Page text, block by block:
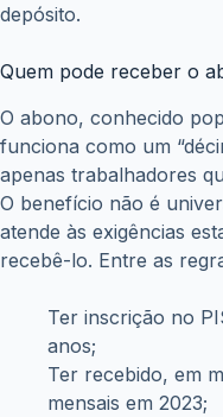
depósito.
Quem pode receber o
O abono, conhecido
funciona como um
apenas trabalhadores
O benefício não é
atende às exigências
recebê-lo. Entre as
Ter inscrição no
anos;
Ter recebido, em
mensais em 2023;